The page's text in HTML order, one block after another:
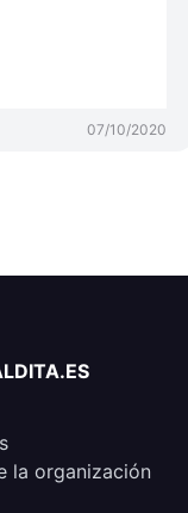
07/10/2020
la organización